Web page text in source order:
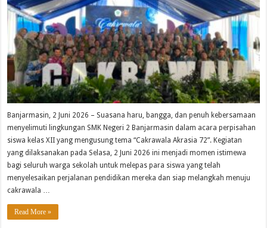
Banjarmasin, 2 Juni 2026 – Suasana haru, bangga, dan penuh kebersamaan
menyelimuti lingkungan SMK Negeri 2 Banjarmasin dalam acara perpisahan
siswa kelas XII yang mengusung tema “Cakrawala Akrasia 72”. Kegiatan
yang dilaksanakan pada Selasa, 2 Juni 2026 ini menjadi momen istimewa
bagi seluruh warga sekolah untuk melepas para siswa yang telah
menyelesaikan perjalanan pendidikan mereka dan siap melangkah menuju
cakrawala …
Read More »